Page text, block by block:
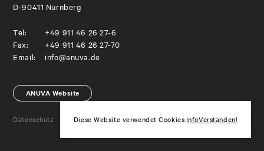
D-90411 Nürnberg
Tel:
+49 911 46 26 27-6
Fax:
+49 911 46 26 27-70
Email:
info@anuva.de
ANUVA Website
Datenschutz Impressum
Diese Website verwendet Cookies. Verstanden!
Info